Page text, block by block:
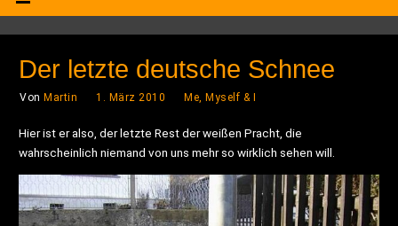
Der letzte deutsche Schnee
Von Martin 1. März 2010 Me, Myself & I
Hier ist er also, der letzte Rest der weißen Pracht, die
wahrscheinlich niemand von uns mehr so wirklich sehen will.